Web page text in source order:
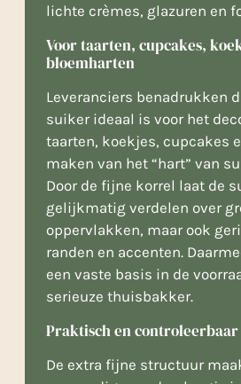
lichte crèmes, glazuren en
Voor taarten, cupcakes,
bloemharten
Leveranciers benadrukken
suiker ideaal is voor het
taarten, koekjes, cupcakes
maken van het “hart” van
Door de fijne korrel laat de
gelijkmatig verdelen over
oppervlakken, maar ook
randen en accenten.
een vaste basis in de
serieuze thuisbakker.
Praktisch en
De extra fijne structuur